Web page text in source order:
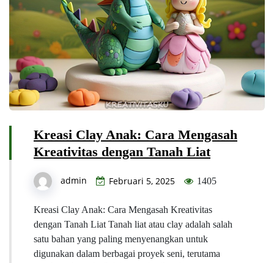
Kreasi Clay Anak: Cara Mengasah
Kreativitas dengan Tanah Liat
admin Februari 5, 2025 1405
Kreasi Clay Anak: Cara Mengasah Kreativitas
dengan Tanah Liat Tanah liat atau clay adalah salah
satu bahan yang paling menyenangkan untuk
digunakan dalam berbagai proyek seni, terutama